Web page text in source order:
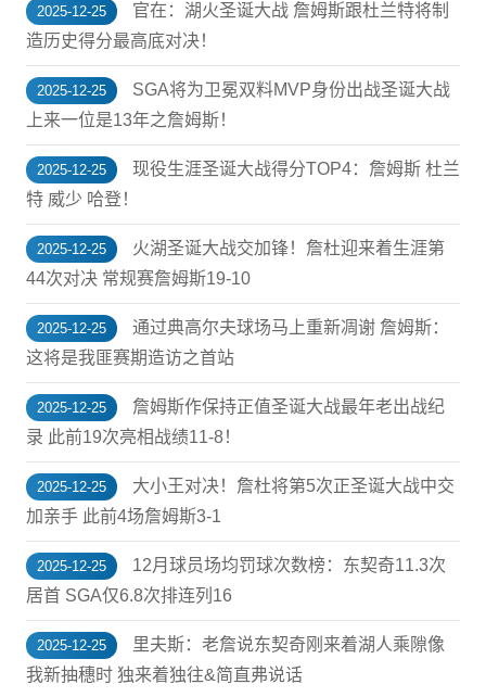
2025-12-25
官在：湖火圣诞大战 詹姆斯跟杜兰特将制
造历史得分最高底对决！
2025-12-25
SGA将为卫冕双料MVP身份出战圣诞大战
上来一位是13年之詹姆斯！
2025-12-25
现役生涯圣诞大战得分TOP4：詹姆斯 杜兰
特 威少 哈登！
2025-12-25
火湖圣诞大战交加锋！詹杜迎来着生涯第
44次对决 常规赛詹姆斯19-10
2025-12-25
通过典高尔夫球场马上重新凋谢 詹姆斯：
这将是我匪赛期造访之首站
2025-12-25
詹姆斯作保持正值圣诞大战最年老出战纪
录 此前19次亮相战绩11-8！
2025-12-25
大小王对决！詹杜将第5次正圣诞大战中交
加亲手 此前4场詹姆斯3-1
2025-12-25
12月球员场均罚球次数榜：东契奇11.3次
居首 SGA仅6.8次排连列16
2025-12-25
里夫斯：老詹说东契奇刚来着湖人乘隙像
我新抽穗时 独来着独往&简直弗说话